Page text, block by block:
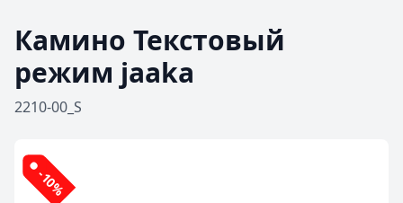
Камино Текстовый
режим jaaka
2210-00_S
-10%